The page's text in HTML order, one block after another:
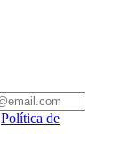
Política de